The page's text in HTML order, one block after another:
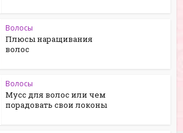
Волосы
Плюсы наращивания
волос
Волосы
Мусс для волос или чем
порадовать свои локоны